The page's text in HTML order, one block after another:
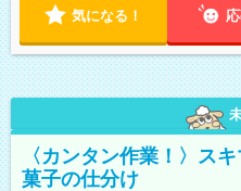
気になる！
〈カンタン作業！〉ス
菓子の仕分け